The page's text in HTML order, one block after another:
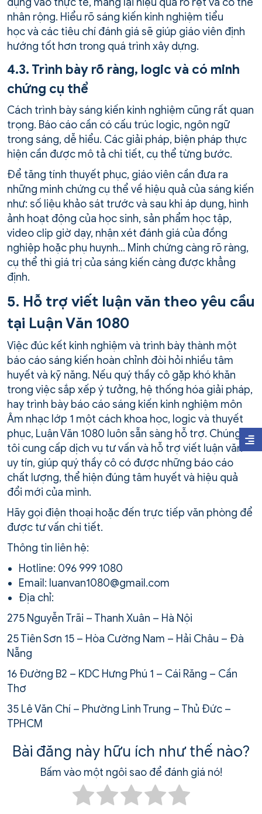
nhân rộng. Hiểu rõ sáng kiến kinh nghiệm tiểu
học và các tiêu chí đánh giá sẽ giúp giáo viên định
hướng tốt hơn trong quá trình xây dựng.
4.3. Trình bày rõ ràng, logic và có minh
chứng cụ thể
Cách trình bày sáng kiến kinh nghiệm cũng rất quan
trọng. Báo cáo cần có cấu trúc logic, ngôn ngữ
trong sáng, dễ hiểu. Các giải pháp, biện pháp thực
hiện cần được mô tả chi tiết, cụ thể từng bước.
Để tăng tính thuyết phục, giáo viên cần đưa ra
những minh chứng cụ thể về hiệu quả của sáng kiến
như: số liệu khảo sát trước và sau khi áp dụng, hình
ảnh hoạt động của học sinh, sản phẩm học tập,
video clip giờ dạy, nhận xét đánh giá của đồng
nghiệp hoặc phụ huynh… Minh chứng càng rõ ràng,
cụ thể thì giá trị của sáng kiến càng được khẳng
định.
5. Hỗ trợ viết luận văn theo yêu cầu
tại Luận Văn 1080
Việc đúc kết kinh nghiệm và trình bày thành một
báo cáo sáng kiến hoàn chỉnh đòi hỏi nhiều tâm
huyết và kỹ năng. Nếu quý thầy cô gặp khó khăn
trong việc sắp xếp ý tưởng, hệ thống hóa giải pháp,
hay trình bày báo cáo sáng kiến kinh nghiệm môn
Âm nhạc lớp 1 một cách khoa học, logic và thuyết
phục, Luận Văn 1080 luôn sẵn sàng hỗ trợ. Chúng
tôi cung cấp dịch vụ tư vấn và hỗ trợ viết luận văn
uy tín, giúp quý thầy cô có được những báo cáo
chất lượng, thể hiện đúng tâm huyết và hiệu quả
đổi mới của mình.
Hãy gọi điện thoại hoặc đến trực tiếp văn phòng để
được tư vấn chi tiết.
Thông tin liên hệ:
Hotline: 096 999 1080
Email: luanvan1080@gmail.com
Địa chỉ:
275 Nguyễn Trãi – Thanh Xuân – Hà Nội
25 Tiên Sơn 15 – Hòa Cường Nam – Hải Châu – Đà
Nẵng
16 Đường B2 – KDC Hưng Phú 1 – Cái Răng – Cần
Thơ
35 Lê Văn Chí – Phường Linh Trung – Thủ Đức –
TPHCM
Bài đăng này hữu ích như thế nào?
Bấm vào một ngôi sao để đánh giá nó!